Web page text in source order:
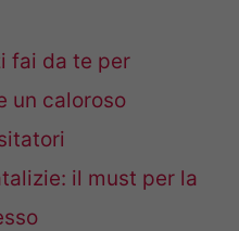
fai da te per
un caloroso
il must per la